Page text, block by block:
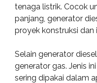
tenaga listrik. Cocok
panjang, generator
proyek konstruksi dan
Selain generator
generator gas. Jenis
sering dipakai dalam